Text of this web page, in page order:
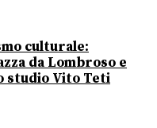
culturale:
da Lombroso e
studio Vito Teti